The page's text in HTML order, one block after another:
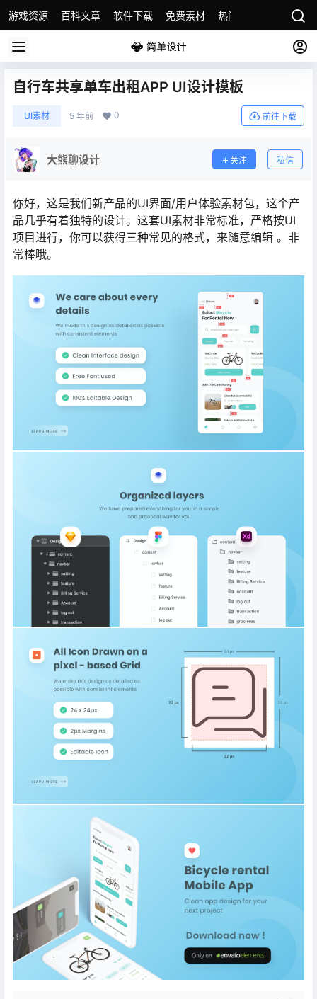
游戏资源 百科文章 软件下载 免费素材 热门素材分类 版权
自行车共享单车出租APP UI设计模板
UI素材 5 年前 0 前往下载
大熊聊设计 关注 私信
你好，这是我们新产品的UI界面/用户体验素材包，这个产
品几乎有着独特的设计。这套UI素材非常标准，严格按UI
项目进行，你可以获得三种常见的格式，来随意编辑 。非
常棒哦。